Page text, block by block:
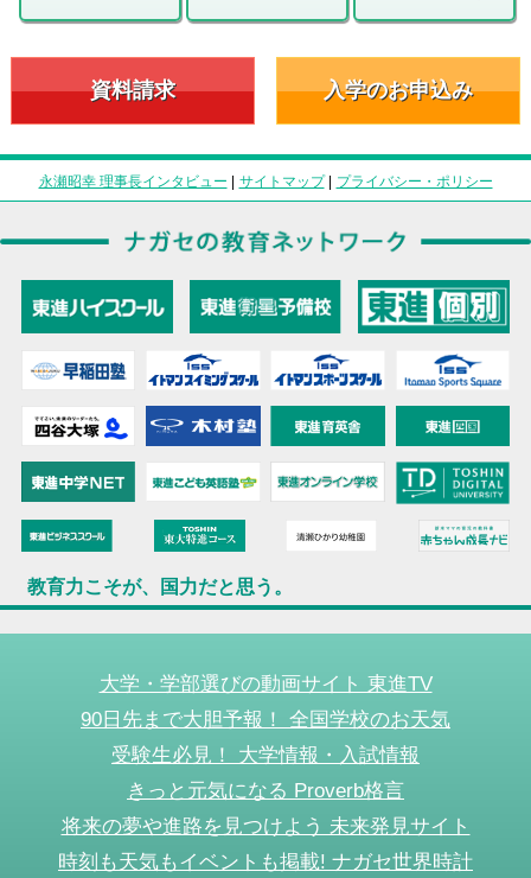
資料請求 入学のお申込み
永瀬昭幸 理事長インタビュー | サイトマップ| プライバシー・ポリシー
教育力こそが、国力だと思う。
大学・学部選びの動画サイト 東進TV
90日先まで大胆予報！ 全国学校のお天気
受験生必見！ 大学情報・入試情報
きっと元気になる Proverb格言
将来の夢や進路を見つけよう 未来発見サイト
時刻も天気もイベントも掲載! ナガセ世界時計